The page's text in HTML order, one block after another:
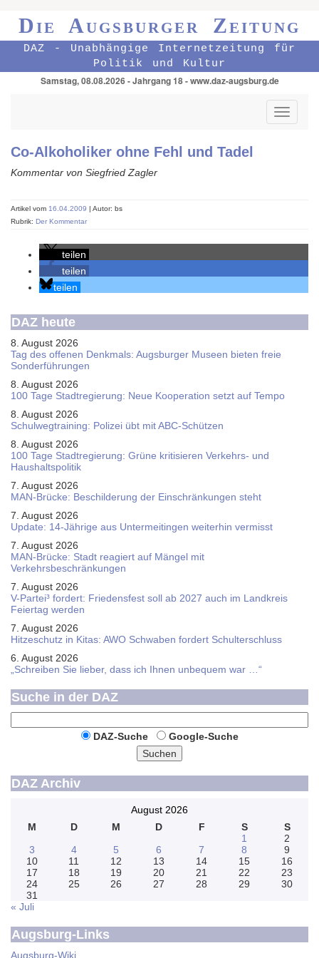
Die Augsburger Zeitung
DAZ - Unabhängige Internetzeitung für
Politik und Kultur
Samstag, 08.08.2026 - Jahrgang 18 - www.daz-augsburg.de
Toggle
Co-Alkoholiker ohne Fehl und Tadel
Kommentar von Siegfried Zagler
Artikel vom 16.04.2009 | Autor: bs
Rubrik: Der Kommentar
teilen
teilen
teilen
DAZ heute
8. August 2026
Tag des offenen Denkmals: Augsburger Museen bieten freie
Sonderführungen
8. August 2026
100 Tage Stadtregierung: Neue Kooperation setzt auf Tempo
8. August 2026
Schul­weg­trai­ning: Poli­zei übt mit ABC-Schüt­zen
8. August 2026
100 Tage Stadtregierung: Grüne kritisieren Verkehrs- und
Haushaltspolitik
7. August 2026
MAN-Brücke: Beschilderung der Einschränkungen steht
7. August 2026
Update: 14-Jährige aus Untermeitingen weiterhin vermisst
7. August 2026
MAN-Brücke: Stadt reagiert auf Mängel mit
Verkehrsbeschränkungen
7. August 2026
V-Partei­³ fordert: Friedens­fest soll ab 2027 auch im Land­kreis
Feier­tag werden
7. August 2026
Hitzeschutz in Kitas: AWO Schwaben fordert Schulterschluss
6. August 2026
„Schreiben Sie lieber, dass ich Ihnen unbequem war …“
Suche in der DAZ
DAZ-Suche
Google-Suche
Suchen
DAZ Archiv
August 2026
M
D M D F S
S
1
2
3
4 5 6 7 8
9
10
11 12 13 14 15
16
17
18 19 20 21 22
23
24
25 26 27 28 29
30
31
« Juli
Augsburg-Links
Augsburg-Wiki